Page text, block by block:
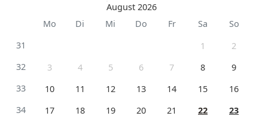
August 2026
Mo
Di Mi Do Fr Sa
So
31
1
2
32
3 4 5 6 7 8
9
33
10 11 12 13 14 15
16
34
17 18 19 20 21 22
23